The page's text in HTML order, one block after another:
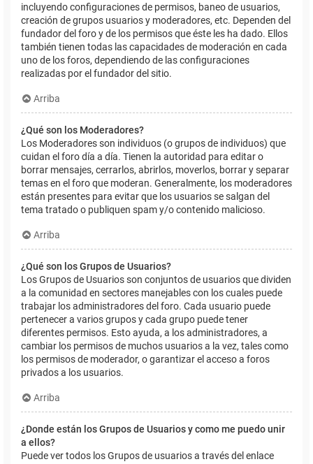
incluyendo configuraciones de permisos, baneo de usuarios,
creación de grupos usuarios y moderadores, etc. Dependen del
fundador del foro y de los permisos que éste les ha dado. Ellos
también tienen todas las capacidades de moderación en cada
uno de los foros, dependiendo de las configuraciones
realizadas por el fundador del sitio.
Arriba
¿Qué son los Moderadores?
Los Moderadores son individuos (o grupos de individuos) que
cuidan el foro día a día. Tienen la autoridad para editar o
borrar mensajes, cerrarlos, abrirlos, moverlos, borrar y separar
temas en el foro que moderan. Generalmente, los moderadores
están presentes para evitar que los usuarios se salgan del
tema tratado o publiquen spam y/o contenido malicioso.
Arriba
¿Qué son los Grupos de Usuarios?
Los Grupos de Usuarios son conjuntos de usuarios que dividen
a la comunidad en sectores manejables con los cuales puede
trabajar los administradores del foro. Cada usuario puede
pertenecer a varios grupos y cada grupo puede tener
diferentes permisos. Esto ayuda, a los administradores, a
cambiar los permisos de muchos usuarios a la vez, tales como
los permisos de moderador, o garantizar el acceso a foros
privados a los usuarios.
Arriba
¿Donde están los Grupos de Usuarios y como me puedo unir
a ellos?
Puede ver todos los Grupos de usuarios a través del enlace